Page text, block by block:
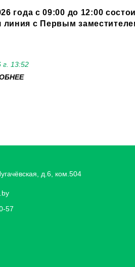
года с 09:00 до 12:00
линия с Первым
г. 13:52
д.6, ком.504
57